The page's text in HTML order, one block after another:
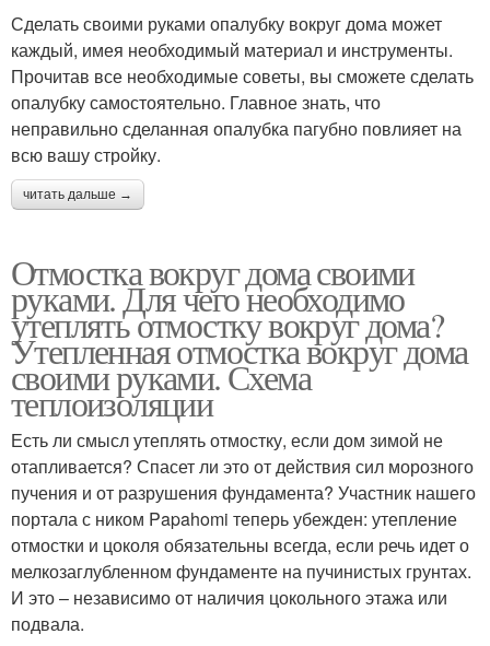
Сделать своими руками опалубку вокруг дома может
каждый, имея необходимый материал и инструменты.
Прочитав все необходимые советы, вы сможете сделать
опалубку самостоятельно. Главное знать, что
неправильно сделанная опалубка пагубно повлияет на
всю вашу стройку.
читать дальше →
Отмостка вокруг дома своими
руками. Для чего необходимо
утеплять отмостку вокруг дома?
Утепленная отмостка вокруг дома
своими руками. Схема
теплоизоляции
Есть ли смысл утеплять отмостку, если дом зимой не
отапливается? Спасет ли это от действия сил морозного
пучения и от разрушения фундамента? Участник нашего
портала с ником Papahomi теперь убежден: утепление
отмостки и цоколя обязательны всегда, если речь идет о
мелкозаглубленном фундаменте на пучинистых грунтах.
И это – независимо от наличия цокольного этажа или
подвала.